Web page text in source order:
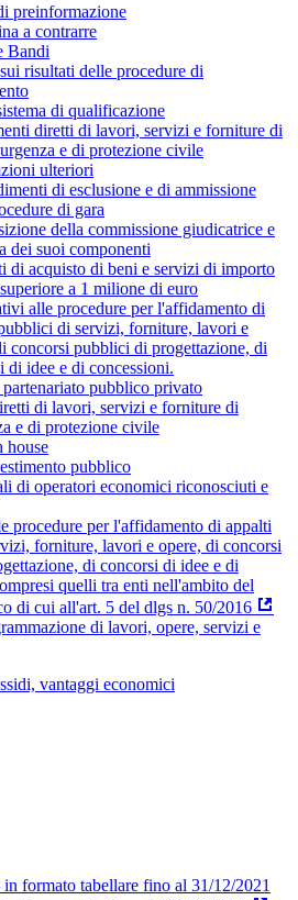
preinformazione
a contrarre
Bandi
risultati delle procedure di
di qualificazione
diretti di lavori, servizi e forniture di
e di protezione civile
ulteriori
di esclusione e di ammissione
di gara
della commissione giudicatrice e
dei suoi componenti
di acquisto di beni e servizi di importo
a 1 milione di euro
alle procedure per l'affidamento di
di servizi, forniture, lavori e
concorsi pubblici di progettazione, di
di idee e di concessioni.
pubblico privato
di lavori, servizi e forniture di
e di protezione civile
house
pubblico
di operatori economici riconosciuti e
procedure per l'affidamento di appalti
forniture, lavori e opere, di concorsi
di concorsi di idee e di
quelli tra enti nell'ambito del
di cui all'art. 5 del dlgs n. 50/2016
di lavori, opere, servizi e
vantaggi economici
formato tabellare fino al 31/12/2021